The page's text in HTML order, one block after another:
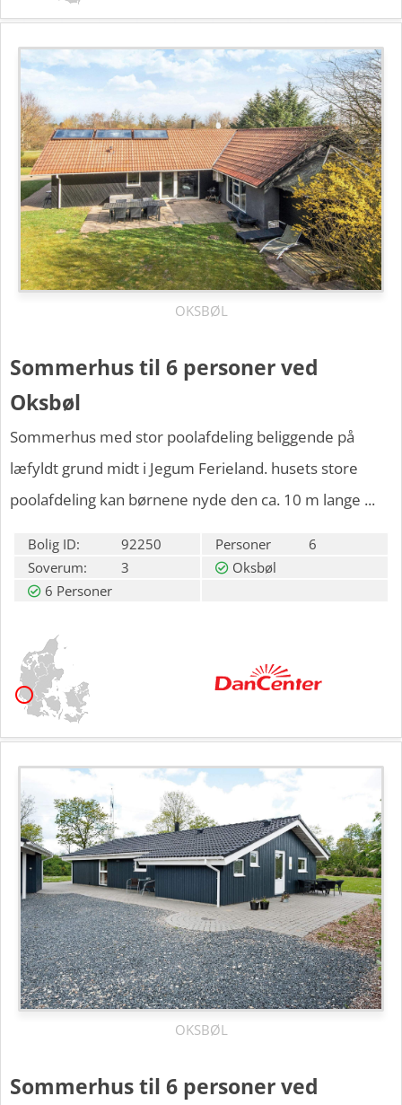
OKSBØL
Sommerhus til 6 personer ved
Oksbøl
Sommerhus med stor poolafdeling beliggende på
læfyldt grund midt i Jegum Ferieland. husets store
poolafdeling kan børnene nyde den ca. 10 m lange ...
Bolig ID: 92250 Personer
6
Soverum:
3
Oksbøl
6 Personer
OKSBØL
Sommerhus til 6 personer ved